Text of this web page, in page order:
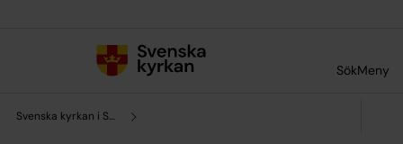
SökMeny
Svenska kyrkan i Södertälje